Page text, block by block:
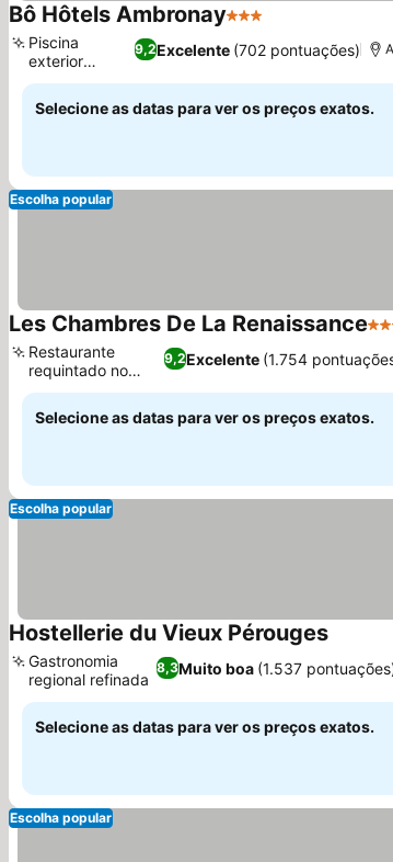
Bô Hôtels Ambronay3 Estrelas
9,2Excelente (702 pontuações)
Piscina
exterior
sazonal
Selecione as datas para ver os preços exatos.
Escolha popular
Les Chambres De La Renaissance3
9,2Excelente (1.754
Restaurante
requintado no
local
Selecione as datas para ver os preços exatos.
Escolha popular
Hostellerie du Vieux PérougesVer
8,3Muito boa (1.537
Gastronomia
regional refinada
Selecione as datas para ver os preços exatos.
Escolha popular